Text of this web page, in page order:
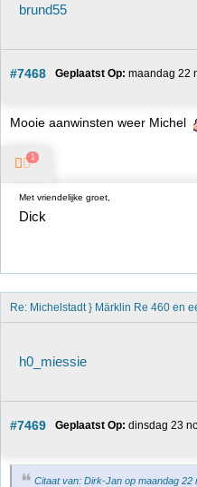
brund55
#7468 Geplaatst Op: maandag 22
Mooie aanwinsten weer Michel
1
Met vriendelijke groet,
Dick
Re: Michelstadt } Märklin Re 460 en
h0_miessie
#7469 Geplaatst Op: dinsdag 23
Citaat van: Dirk-Jan op maandag 22